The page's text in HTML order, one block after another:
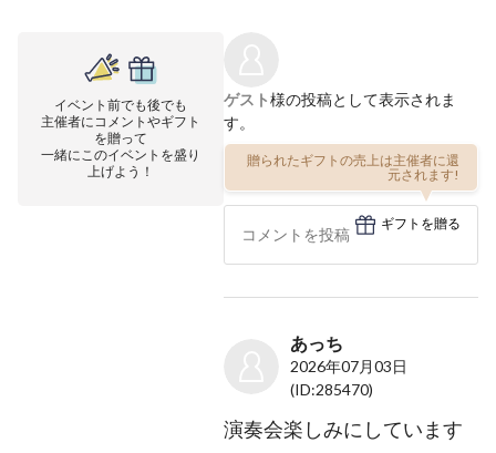
イベント前でも後でも
主催者にコメントやギフト
を贈って
一緒にこのイベントを盛り
上げよう！
ゲスト様の投稿として表示されま
す。
贈られたギフトの売上は主催者に還
元されます!
ギフトを贈る
あっち
2026年07月03日
(ID:285470)
演奏会楽しみにしています